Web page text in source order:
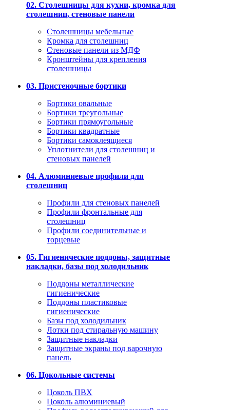
02. Столешницы для кухни, кромка для
столешниц, стеновые панели
Столешницы мебельные
Кромка для столешниц
Стеновые панели из МДФ
Кронштейны для крепления
столешницы
03. Пристеночные бортики
Бортики овальные
Бортики треугольные
Бортики прямоугольные
Бортики квадратные
Бортики самоклеящиеся
Уплотнители для столешниц и
стеновых панелей
04. Алюминиевые профили для
столешниц
Профили для стеновых панелей
Профили фронтальные для
столешниц
Профили соединительные и
торцевые
05. Гигиенические поддоны, защитные
накладки, базы под холодильник
Поддоны металлические
гигиенические
Поддоны пластиковые
гигиенические
Базы под холодильник
Лотки под стиральную машину
Защитные накладки
Защитные экраны под варочную
панель
06. Цокольные системы
Цоколь ПВХ
Цоколь алюминиевый